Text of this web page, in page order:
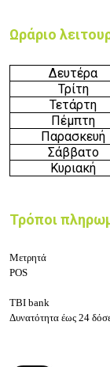
Ωράριο
Δευτέρα
Τρίτη
Τετάρτη
Πέμπτη
Παρασκευή
Σάββατο
Κυριακή
Τρόποι
Μετρητά
POS
TBI bank
Δυνατότητα έως 24